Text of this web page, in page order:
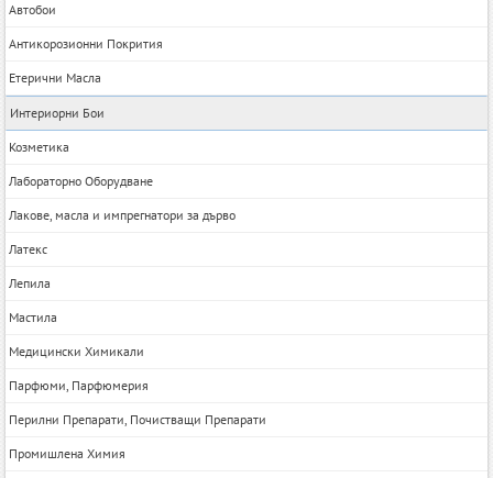
Автобои
Антикорозионни Покрития
Етерични Масла
Интериорни Бои
Козметика
Лабораторно Оборудване
Лакове, масла и импрегнатори за дърво
Латекс
Лепила
Мастила
Медицински Химикали
Парфюми, Парфюмерия
Перилни Препарати, Почистващи Препарати
Промишлена Химия